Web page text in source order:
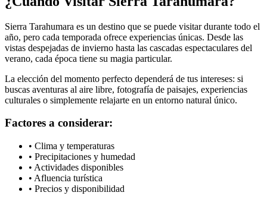
Sierra Tarahumara es un destino que se puede visitar durante todo el
año, pero cada temporada ofrece experiencias únicas. Desde las
vistas despejadas de invierno hasta las cascadas espectaculares del
verano, cada época tiene su magia particular.
La elección del momento perfecto dependerá de tus intereses: si
buscas aventuras al aire libre, fotografía de paisajes, experiencias
culturales o simplemente relajarte en un entorno natural único.
Factores a considerar:
• Clima y temperaturas
• Precipitaciones y humedad
• Actividades disponibles
• Afluencia turística
• Precios y disponibilidad